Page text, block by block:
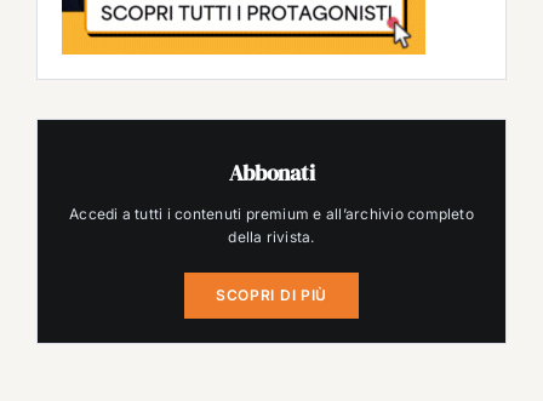
Abbonati
Accedi a tutti i contenuti premium e all’archivio completo
della rivista.
SCOPRI DI PIÙ